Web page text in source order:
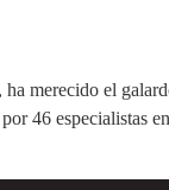
merecido el
46 especialistas